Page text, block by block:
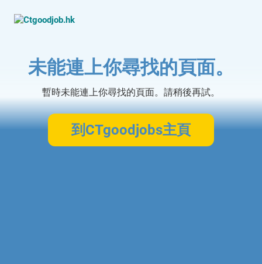
未能連上你尋找的頁面。
暫時未能連上你尋找的頁面。請稍後再試。
到CTgoodjobs主頁